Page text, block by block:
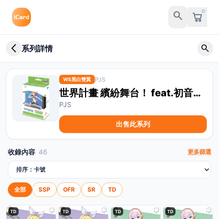
search
arrow_back_ios_new 系列詳情 search
WS黑白雙翼 PJS
世界計畫 繽紛舞台！ feat.初音未來 MORE MORE JUMP！ 預組
PJS
出售此系列
收錄內容 46 更多篩選
排序方式
全部 SSP OFR SR TD
TD TD TD TD